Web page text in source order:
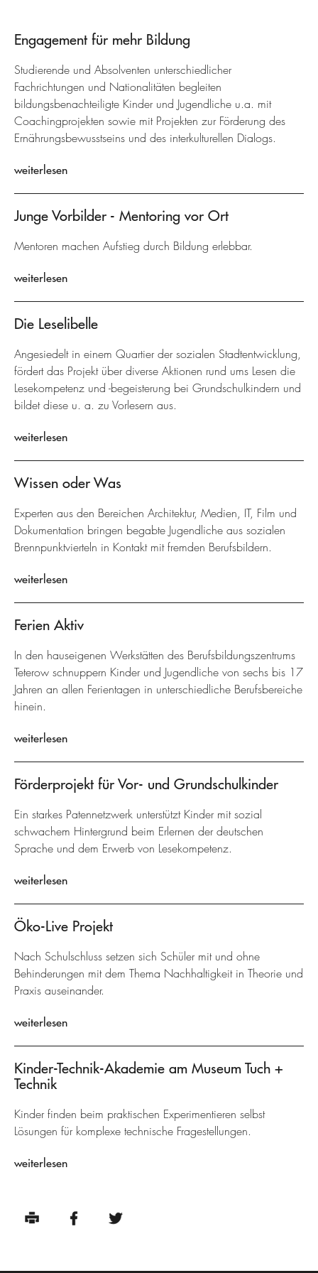
Engagement für mehr Bildung
Studierende und Absolventen unterschiedlicher
Fachrichtungen und Nationalitäten begleiten
bildungsbenachteiligte Kinder und Jugendliche u.a. mit
Coachingprojekten sowie mit Projekten zur Förderung des
Ernährungsbewusstseins und des interkulturellen Dialogs.
weiterlesen
Junge Vorbilder - Mentoring vor Ort
Mentoren machen Aufstieg durch Bildung erlebbar.
weiterlesen
Die Leselibelle
Angesiedelt in einem Quartier der sozialen Stadtentwicklung,
fördert das Projekt über diverse Aktionen rund ums Lesen die
Lesekompetenz und -begeisterung bei Grundschulkindern und
bildet diese u. a. zu Vorlesern aus.
weiterlesen
Wissen oder Was
Experten aus den Bereichen Architektur, Medien, IT, Film und
Dokumentation bringen begabte Jugendliche aus sozialen
Brennpunktvierteln in Kontakt mit fremden Berufsbildern.
weiterlesen
Ferien Aktiv
In den hauseigenen Werkstätten des Berufsbildungszentrums
Teterow schnuppern Kinder und Jugendliche von sechs bis 17
Jahren an allen Ferientagen in unterschiedliche Berufsbereiche
hinein.
weiterlesen
Förderprojekt für Vor- und Grundschulkinder
Ein starkes Patennetzwerk unterstützt Kinder mit sozial
schwachem Hintergrund beim Erlernen der deutschen
Sprache und dem Erwerb von Lesekompetenz.
weiterlesen
Öko-Live Projekt
Nach Schulschluss setzen sich Schüler mit und ohne
Behinderungen mit dem Thema Nachhaltigkeit in Theorie und
Praxis auseinander.
weiterlesen
Kinder-Technik-Akademie am Museum Tuch +
Technik
Kinder finden beim praktischen Experimentieren selbst
Lösungen für komplexe technische Fragestellungen.
weiterlesen